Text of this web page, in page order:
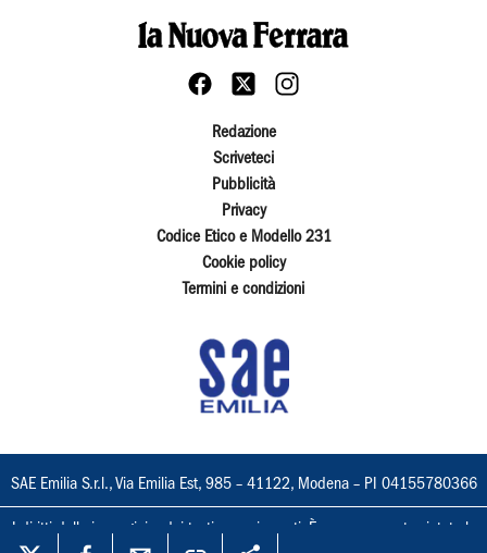
Redazione
Scriveteci
Pubblicità
Privacy
Codice Etico e Modello 231
Cookie policy
Termini e condizioni
SAE Emilia S.r.l., Via Emilia Est, 985 – 41122, Modena – PI 04155780366
I diritti delle immagini e dei testi sono riservati. È espressamente vietata la